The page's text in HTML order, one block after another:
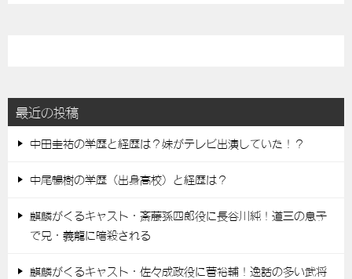
最近の投稿
中田圭祐の学歴と経歴は？妹がテレビ出演していた！？
中尾暢樹の学歴（出身高校）と経歴は？
麒麟がくるキャスト・斎藤孫四郎役に長谷川純！道三の息子
で兄・義龍に暗殺される
麒麟がくるキャスト・佐々成政役に菅裕輔！逸話の多い武将